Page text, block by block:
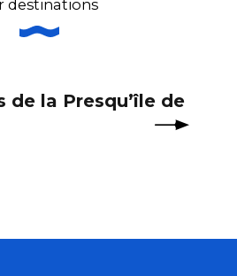
destinations
de la Presqu’île de